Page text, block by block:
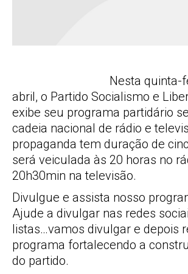
Nesta quinta-
abril, o Partido Socialismo e
exibe seu programa partidário
cadeia nacional de rádio e
propaganda tem duração de
será veiculada às 20 horas no
20h30min na televisão.
Divulgue e assista nosso
Ajude a divulgar nas redes
listas…vamos divulgar e depois
programa fortalecendo a
do partido.